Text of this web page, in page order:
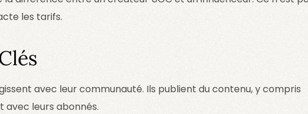
les tarifs.
avec leur communauté. Ils publient du contenu, y compris
avec leurs abonnés.